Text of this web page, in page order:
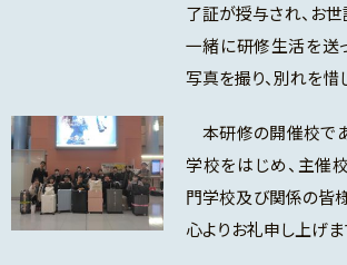
了証が授与され、お
一緒に研修生活を送
写真を撮り、別れを惜
本研修の開催校で
学校をはじめ、主催
門学校及び関係の皆
心よりお礼申し上げま